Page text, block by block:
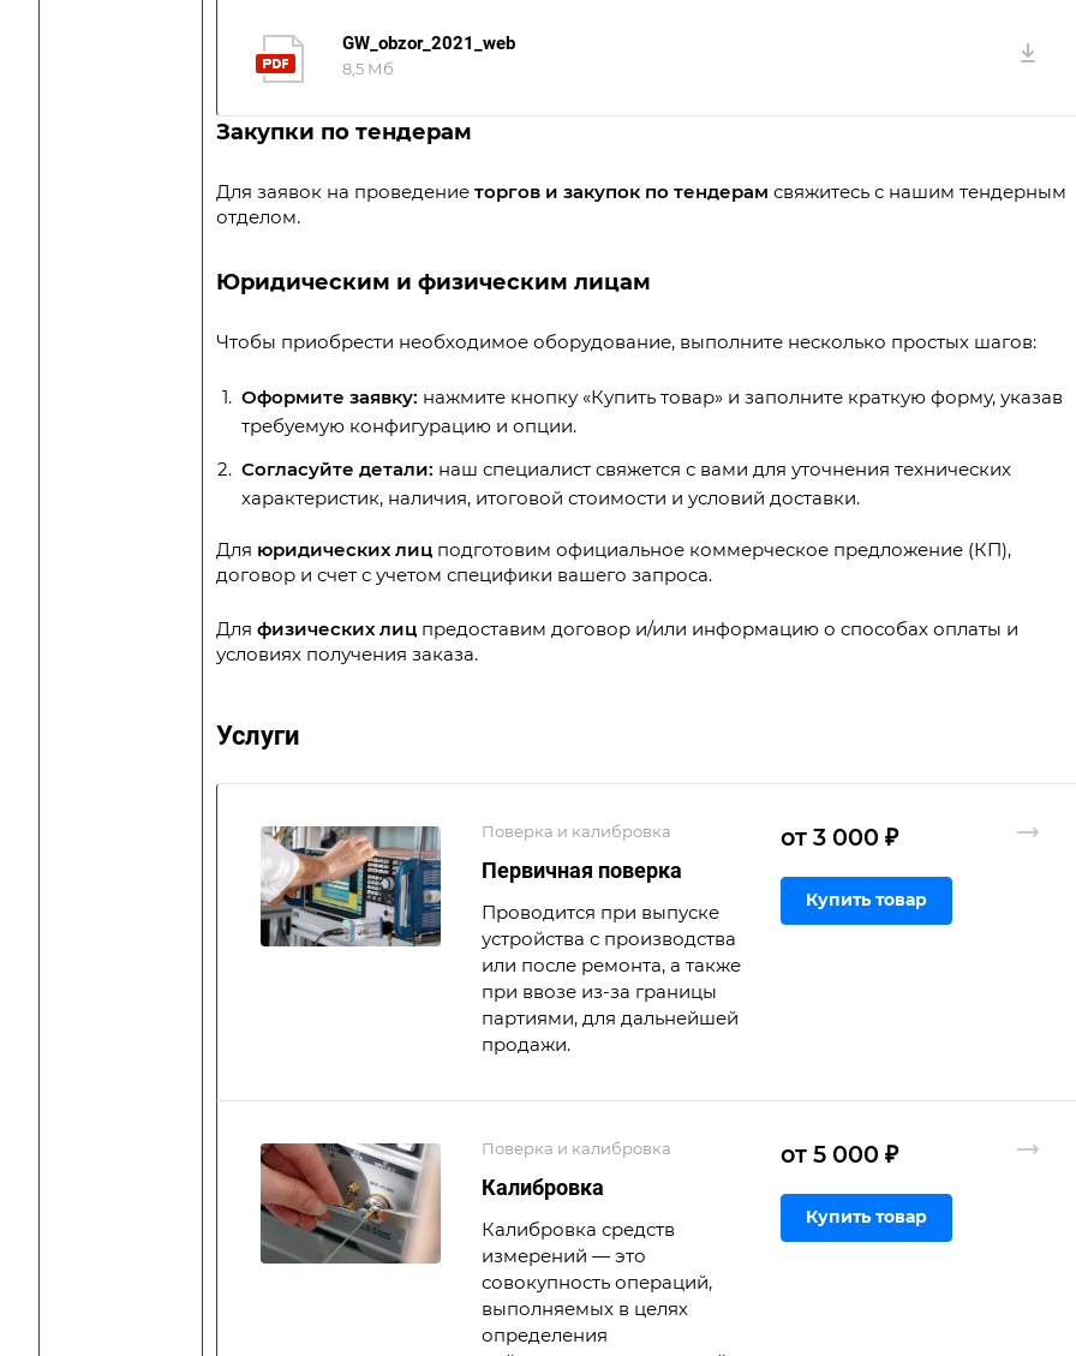
GW_obzor_2021_web
8,5 Мб
Закупки по тендерам
Для заявок на проведение торгов и закупок по тендерам свяжитесь с нашим тендерным
отделом.
Юридическим и физическим лицам
Чтобы приобрести необходимое оборудование, выполните несколько простых шагов:
Оформите заявку: нажмите кнопку «Купить товар» и заполните краткую форму, указав
требуемую конфигурацию и опции.
Согласуйте детали: наш специалист свяжется с вами для уточнения технических
характеристик, наличия, итоговой стоимости и условий доставки.
Для юридических лиц подготовим официальное коммерческое предложение (КП),
договор и счет с учетом специфики вашего запроса.
Для физических лиц предоставим договор и/или информацию о способах оплаты и
условиях получения заказа.
Услуги
Поверка и калибровка
Первичная поверка
Проводится при выпуске
устройства с производства
или после ремонта, а также
при ввозе из-за границы
партиями, для дальнейшей
продажи.
от 3 000 ₽
Купить товар
Поверка и калибровка
Калибровка
Калибровка средств
измерений — это
совокупность операций,
выполняемых в целях
определения
от 5 000 ₽
Купить товар